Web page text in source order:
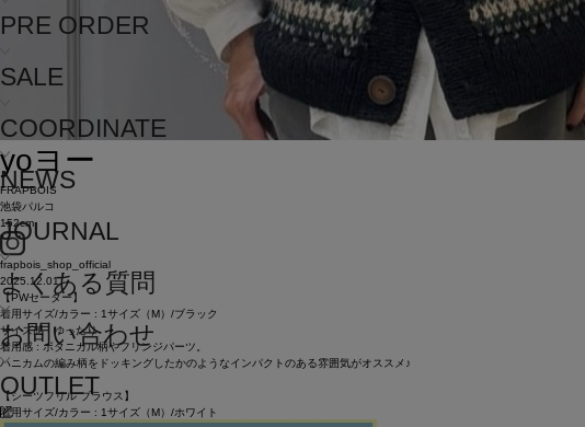
PRE ORDER
SALE
COORDINATE
NEWS
JOURNAL
よくある質問
お問い合わせ
OUTLET
yoヨー
FRAPBOIS
池袋パルコ
152cm
frapbois_shop_official
2025.12.01
【PWセーター】
着用サイズ/カラー : 1サイズ（M）/ブラック
サイズ感 : ゆったり
着用感 : ボタニカル柄やフリンジパーツ。
ハニカムの編み柄をドッキングしたかのようなインパクトのある雰囲気がオススメ♪
【シーツフリル ブラウス】
着用サイズ/カラー : 1サイズ（M）/ホワイト